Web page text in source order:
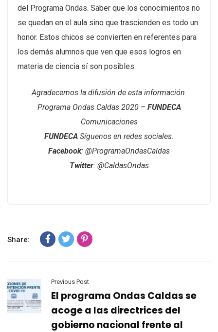
del Programa Ondas. Saber que los conocimientos no
se quedan en el aula sino que trascienden es todo un
honor. Estos chicos se convierten en referentes para
los demás alumnos que ven que esos logros en
materia de ciencia sí son posibles.
Agradecemos la difusión de esta información.
Programa Ondas Caldas 2020 – FUNDECA
Comunicaciones
FUNDECA Síguenos en redes sociales.
Facebook: @ProgramaOndasCaldas
Twitter: @CaldasOndas
Share:
Previous Post
El programa Ondas Caldas se
acoge a las directrices del
gobierno nacional frente al